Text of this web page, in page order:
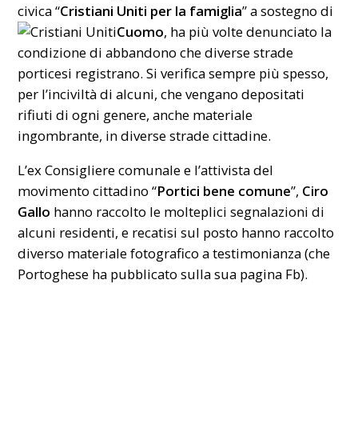
civica “Cristiani Uniti per la famiglia” a sostegno di
Cuomo, ha più volte denunciato la
condizione di abbandono che diverse strade
porticesi registrano. Si verifica sempre più spesso,
per l’inciviltà di alcuni, che vengano depositati
rifiuti di ogni genere, anche materiale
ingombrante, in diverse strade cittadine.
L’ex Consigliere comunale e l’attivista del
movimento cittadino “Portici bene comune”, Ciro
Gallo hanno raccolto le molteplici segnalazioni di
alcuni residenti, e recatisi sul posto hanno raccolto
diverso materiale fotografico a testimonianza (che
Portoghese ha pubblicato sulla sua pagina Fb).